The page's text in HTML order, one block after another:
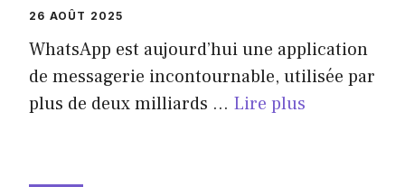
26 AOÛT 2025
WhatsApp est aujourd’hui une application
de messagerie incontournable, utilisée par
plus de deux milliards ... Lire plus